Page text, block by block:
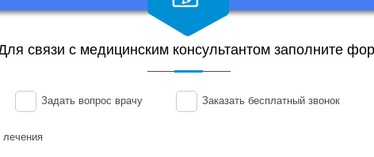
связи с медицинским консультантом заполните
Задать вопрос врачу Заказать бесплатный звонок
лечения